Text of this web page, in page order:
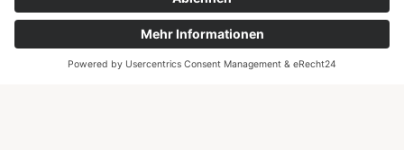
Details hierzu können Sie in der
Datenschutzerklärung von Stripe nachlesen:
https://stripe.com/de/privacy.